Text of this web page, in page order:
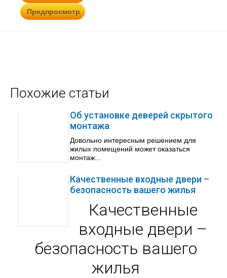
Похожие статьи
Об установке деверей скрытого
монтажа
Довольно интересным решением для
жилых помещений может оказаться
монтаж...
Качественные входные двери –
безопасность вашего жилья
Качественные
входные двери –
безопасность вашего
жилья